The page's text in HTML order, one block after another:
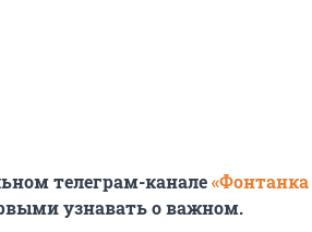
телеграм-канале«Фонтанка
узнавать о важном.